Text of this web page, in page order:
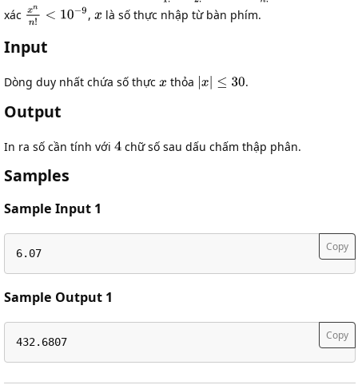
xác
, là số thực nhập từ bàn phím.
Input
Dòng duy nhất chứa số thực thỏa .
Output
In ra số cần tính với chữ số sau dấu chấm thập phân.
Samples
Sample Input 1
Copy
6.07
Sample Output 1
Copy
432.6807